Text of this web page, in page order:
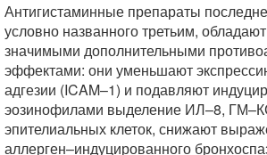
Антигистаминные препараты
условно названного третьим,
значимыми дополнительными
эффектами: они уменьшают
адгезии (ICAM–1) и подавляют
эозинофилами выделение ИЛ–8,
эпителиальных клеток, снижают
аллерген–индуцированного